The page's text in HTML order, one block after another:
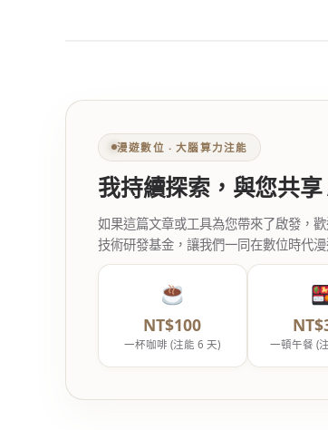
漫遊數位 ‧ 大腦算力注能
我持續探索，與您共
如果這篇文章或工具為您帶來了啟發，
技術研發基金，讓我們一同在數位時代漫
NT$100
一杯咖啡 (注能 6 天) 一頓午餐 (